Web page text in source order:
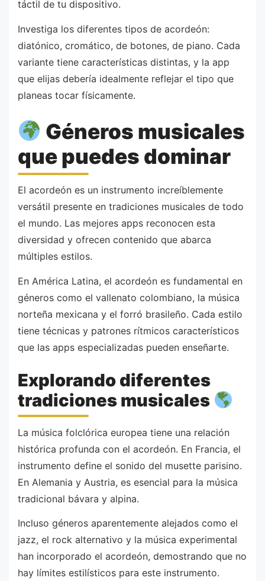
táctil de tu dispositivo.
Investiga los diferentes tipos de acordeón:
diatónico, cromático, de botones, de piano. Cada
variante tiene características distintas, y la app
que elijas debería idealmente reflejar el tipo que
planeas tocar físicamente.
Géneros musicales
que puedes dominar
El acordeón es un instrumento increíblemente
versátil presente en tradiciones musicales de todo
el mundo. Las mejores apps reconocen esta
diversidad y ofrecen contenido que abarca
múltiples estilos.
En América Latina, el acordeón es fundamental en
géneros como el vallenato colombiano, la música
norteña mexicana y el forró brasileño. Cada estilo
tiene técnicas y patrones rítmicos característicos
que las apps especializadas pueden enseñarte.
Explorando diferentes
tradiciones musicales
La música folclórica europea tiene una relación
histórica profunda con el acordeón. En Francia, el
instrumento define el sonido del musette parisino.
En Alemania y Austria, es esencial para la música
tradicional bávara y alpina.
Incluso géneros aparentemente alejados como el
jazz, el rock alternativo y la música experimental
han incorporado el acordeón, demostrando que no
hay límites estilísticos para este instrumento.